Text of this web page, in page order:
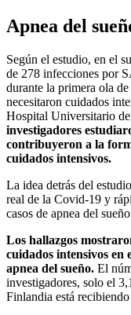
Apnea del
Según el estudio, en el
de 278 infecciones por
durante la primera ola
necesitaron cuidados
Hospital Universitario
investigadores
contribuyeron a la
cuidados intensivos.
La idea detrás del
real de la Covid-19 y
casos de apnea del
Los hallazgos
cuidados intensivos en
apnea del sueño. El
investigadores, solo el
Finlandia está